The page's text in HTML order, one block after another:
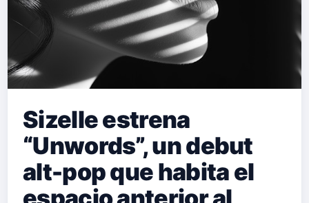
Sizelle estrena
“Unwords”, un debut
alt-pop que habita el